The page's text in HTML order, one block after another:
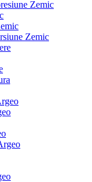
Zemic
Zemic